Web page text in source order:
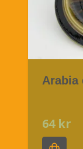
Arabia
64 kr